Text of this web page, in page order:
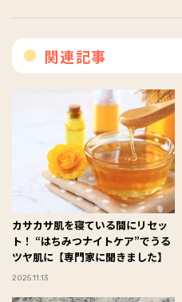
関連記事
カサカサ肌を寝ている間にリセッ
ト！ “はちみつナイトケア”でうる
ツヤ肌に【専門家に聞きました】
2025.11.13